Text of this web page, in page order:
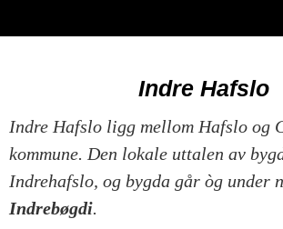
Indre Hafslo
Indre Hafslo ligg mellom Hafslo og
kommune. Den lokale uttalen av
Indrehafslo, og bygda går òg under
Indrebøgdi.